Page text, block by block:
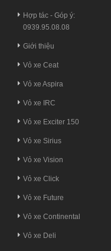
Hợp tác - Góp ý:
0939.95.08.08
Giới thiệu
Vỏ xe Ceat
Vỏ xe Aspira
Vỏ xe IRC
Vỏ xe Exciter 150
Vỏ xe Sirius
Vỏ xe Vision
Vỏ xe Click
Vỏ xe Future
Vỏ xe Continental
Vỏ xe Deli